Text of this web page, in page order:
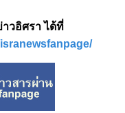
วอิศรา ได้ที่